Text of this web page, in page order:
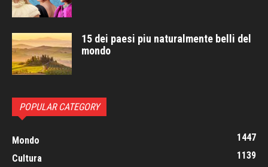
15 dei paesi piu naturalmente belli del
mondo
POPULAR CATEGORY
Mondo
1447
Cultura
1139